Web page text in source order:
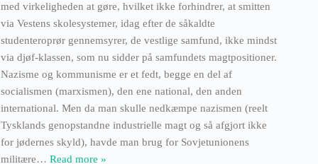
med virkeligheden at gøre, hvilket ikke forhindrer, at smitten
via Vestens skolesystemer, idag efter de såkaldte
studenteroprør gennemsyrer, de vestlige samfund, ikke mindst
via djøf-klassen, som nu sidder på samfundets magtpositioner.
Nazisme og kommunisme er et fedt, begge en del af
socialismen (marxismen), den ene national, den anden
international. Men da man skulle nedkæmpe nazismen (reelt
Tysklands genopstandne industrielle magt og så afgjort ikke
for jødernes skyld), havde man brug for Sovjetunionens
militære… Read more »